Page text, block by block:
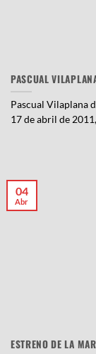
PASCUAL
Pascual Vilaplana
17 de abril de
ESTRENO DE LA
04
Abr